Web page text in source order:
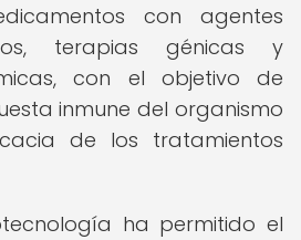
con agentes
terapias génicas y
con el objetivo de
inmune del organismo
de los tratamientos
ha permitido el